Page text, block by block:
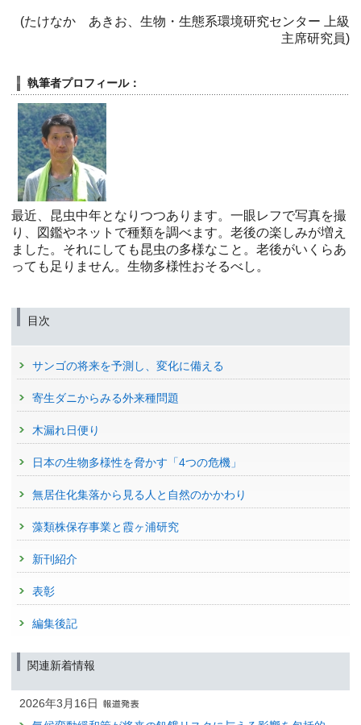
(たけなか あきお、生物・生態系環境研究センター 上級
主席研究員)
執筆者プロフィール：
最近、昆虫中年となりつつあります。一眼レフで写真を撮
り、図鑑やネットで種類を調べます。老後の楽しみが増え
ました。それにしても昆虫の多様なこと。老後がいくらあ
っても足りません。生物多様性おそるべし。
目次
サンゴの将来を予測し、変化に備える
寄生ダニからみる外来種問題
木漏れ日便り
日本の生物多様性を脅かす「4つの危機」
無居住化集落から見る人と自然のかかわり
藻類株保存事業と霞ヶ浦研究
新刊紹介
表彰
編集後記
関連新着情報
2026年3月16日